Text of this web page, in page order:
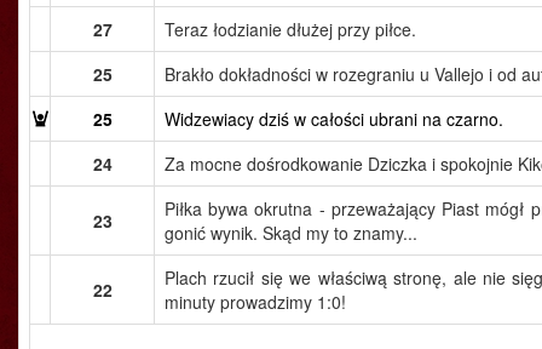
27
Teraz łodzianie dłużej przy piłce.
25
Brakło dokładności w rozegraniu u Vallejo i od
25
Widzewiacy dziś w całości ubrani na czarno.
24
Za mocne dośrodkowanie Dziczka i spokojnie
23
Piłka bywa okrutna - przeważający Piast mógł
gonić wynik. Skąd my to znamy...
22
Plach rzucił się we właściwą stronę, ale nie
minuty prowadzimy 1:0!